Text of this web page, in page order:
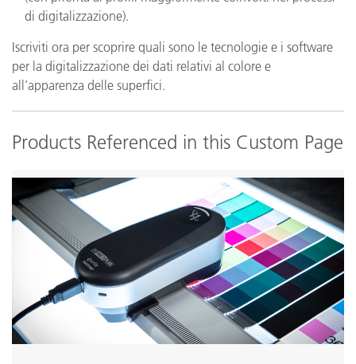
di digitalizzazione).
Iscriviti ora per scoprire quali sono le tecnologie e i software
per la digitalizzazione dei dati relativi al colore e
all’apparenza delle superfici.
Products Referenced in this Custom Page